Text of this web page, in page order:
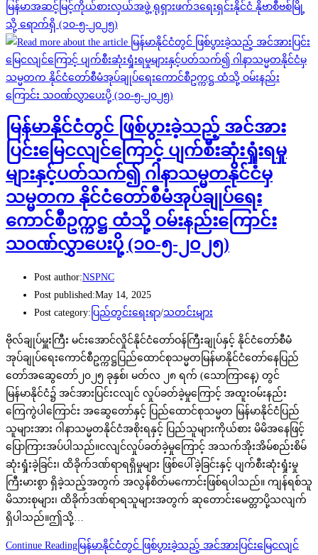
မြန်မာအဆင့်မြင့်ကိုယ်စားလှယ်အဖွဲ့ ရုရှားဖက်ဒရေးရှင်းနိုင်ငံ နိုဗာစီဗစ်မြို့
သို့ ရောက်ရှိ (၁၀-၅-၂၀၂၅)
မြန်မာနိုင်ငံတွင် ဖြစ်ပွားခဲ့သည့် အင်အား
ပြင်းမြေငလျင်ကြောင့် ပျက်စီးဆုံးရှုံးရမှု
များနှင့်ပတ်သက်၍ ဂါနာသမ္မတနိုင်ငံမှ
သမ္မတက နိုင်ငံတော်စီမံအုပ်ချုပ်ရေး
ကောင်စီဥက္ကဋ္ဌ ထံသို့ ဝမ်းနည်းကြောင်း
သဝဏ်လွှာပေးပို့ (၁၀-၅-၂၀၂၅)
Post author:NSPNC
Post published:May 14, 2025
Post category: ပြည်တွင်းရေးရာ/သတင်းများ
ဗိုလ်ချုပ်မှူးကြီး မင်းအောင်လှိုင်နိုင်ငံတော်ဝန်ကြီးချုပ်နှင့် နိုင်ငံတော်စီမံ
အုပ်ချုပ်ရေးကောင်စီဥက္ကဋ္ဌပြည်ထောင်စုသမ္မတမြန်မာနိုင်ငံတော်နေပြည်
တော်အဆွေတော်၂၀၂၅ ခုနှစ်၊ မတ်လ ၂၈ ရက် (သောကြာနေ့) တွင်
မြန်မာနိုင်ငံ၌ အင်အားပြင်းငလျင် လှုပ်ခတ်ခဲ့မှုကြောင့် အထူးဝမ်းနည်း
ကြေကွဲပါကြောင်း အဆွေတော်နှင့် ပြည်ထောင်စုသမ္မတ မြန်မာနိုင်ငံပြည်
သူများအား ဂါနာသမ္မတနိုင်ငံအစိုးရနှင့် ပြည်သူများကိုယ်စား မိမိအနေဖြင့်
ပြောကြားအပ်ပါသည်။ငလျင်လှုပ်ခတ်ခဲ့မှုကြောင့် အသက်အိုးအိမ်စည်းစိမ်
ဆုံးရှုံးခဲ့ခြင်း၊ ထိခိုက်ဒဏ်ရာရရှိမှုများ ဖြစ်ပေါ်ခဲ့ခြင်းနှင့် ပျက်စီးဆုံးရှုံးမှု
ကြီးမားစွာ ရှိခဲ့သည့်အတွက် အလွန်စိတ်မကောင်းဖြစ်ရပါသည်။ ကျန်ရစ်သူ
မိသားစုများ၊ ထိခိုက်ဒဏ်ရာရသူများအတွက် ဆုတောင်းမေတ္တာပို့သလျက်
ရှိပါသည်။ဤသို့…
Continue Reading မြန်မာနိုင်ငံတွင် ဖြစ်ပွားခဲ့သည့် အင်အားပြင်းမြေငလျင်